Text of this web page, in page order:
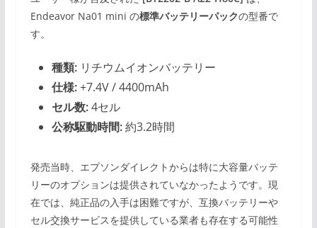
Endeavor Na01 mini の標準バッテリーパックの型番で
す。
種類:リチウムイオンバッテリー
仕様:+7.4V / 4400mAh
セル数:4セル
公称駆動時間:約3.2時間
発売当時、エプソンダイレクトからは特に大容量バッテ
リーのオプションは提供されていなかったようです。現
在では、純正品の入手は困難ですが、互換バッテリーや
セル交換サービスを提供している業者も存在する可能性